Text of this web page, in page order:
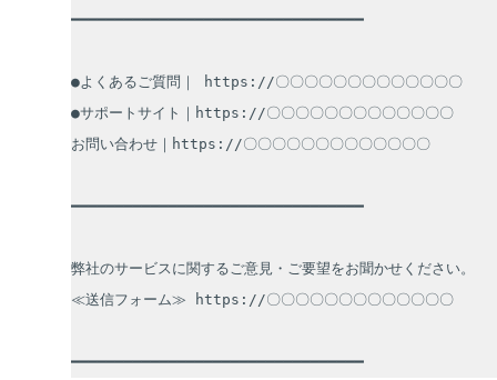
━━━━━━━━━━━━━━━━━━━━━━━━━━━━━━━━━
●よくあるご質問｜ https://〇〇〇〇〇〇〇〇〇〇〇〇〇
●サポートサイト｜https://〇〇〇〇〇〇〇〇〇〇〇〇〇
お問い合わせ｜https://〇〇〇〇〇〇〇〇〇〇〇〇〇
━━━━━━━━━━━━━━━━━━━━━━━━━━━━━━━━━
弊社のサービスに関するご意見・ご要望をお聞かせください。
≪送信フォーム≫ https://〇〇〇〇〇〇〇〇〇〇〇〇〇
━━━━━━━━━━━━━━━━━━━━━━━━━━━━━━━━━